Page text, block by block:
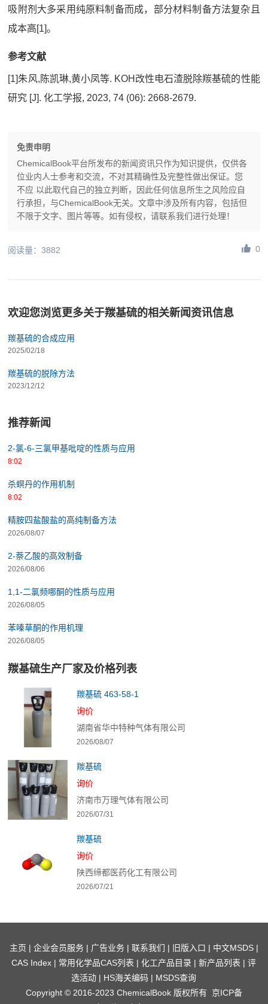
吸附剂大多采用纯原料制备而成，部分材料制备方法复杂且
成本高[1]。
参考文献
[1]朱风,陈凯琳,黄小凤等. KOH改性电石渣脱除羰基硫的性能
研究 [J]. 化工学报, 2023, 74 (06): 2668-2679.
免责申明
ChemicalBook平台所发布的新闻资讯只作为知识提供，仅供各
位业内人士参考和交流，不对其精确性及完整性做出保证。您
不应 以此取代自己的独立判断，因此任何信息所生之风险应自
行承担，与ChemicalBook无关。文章中涉及所有内容，包括但
不限于文字、图片等等。如有侵权，请联系我们进行处理！
阅读量：3882 0
欢迎您浏览更多关于羰基硫的相关新闻资讯信息
羰基硫的合成应用
2025/02/18
羰基硫的脱除方法
2023/12/12
推荐新闻
2-氯-6-三氯甲基吡啶的性质与应用
8:02
杀螟丹的作用机制
8:02
精胺四盐酸盐的高纯制备方法
2026/08/07
2-萘乙酸的高效制备
2026/08/06
1,1-二氯频哪酮的性质与应用
2026/08/05
苯嗪草酮的作用机理
2026/08/05
羰基硫生产厂家及价格列表
羰基硫 463-58-1
询价
湖南省华中特种气体有限公司
2026/08/07
羰基硫
询价
济南市万理气体有限公司
2026/07/31
羰基硫
询价
陕西缔都医药化工有限公司
2026/07/21
主页 | 企业会员服务| 广告业务| 联系我们 | 旧版入口 | 中文MSDS|
CAS Index | 常用化学品CAS列表 |化工产品目录 |新产品列表 |评
选活动 | HS海关编码 | MSDS查询
Copyright © 2016-2023 ChemicalBook 版权所有 京ICP备